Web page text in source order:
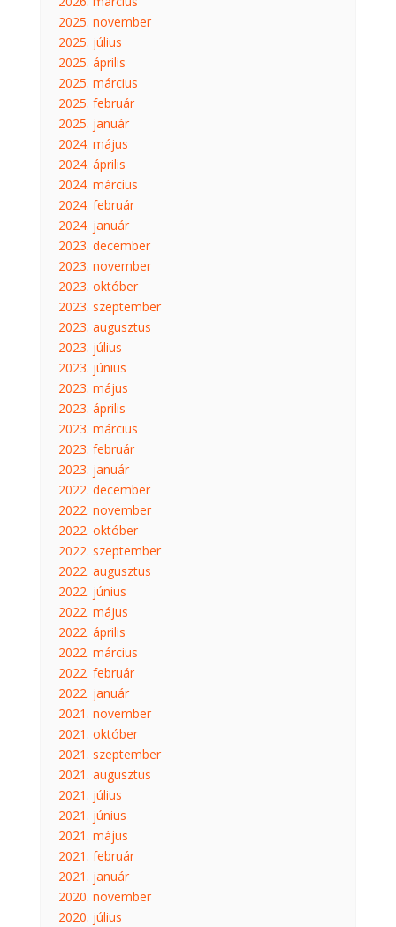
2025. november
2025. július
2025. április
2025. március
2025. február
2025. január
2024. május
2024. április
2024. március
2024. február
2024. január
2023. december
2023. november
2023. október
2023. szeptember
2023. augusztus
2023. július
2023. június
2023. május
2023. április
2023. március
2023. február
2023. január
2022. december
2022. november
2022. október
2022. szeptember
2022. augusztus
2022. június
2022. május
2022. április
2022. március
2022. február
2022. január
2021. november
2021. október
2021. szeptember
2021. augusztus
2021. július
2021. június
2021. május
2021. február
2021. január
2020. november
2020. július